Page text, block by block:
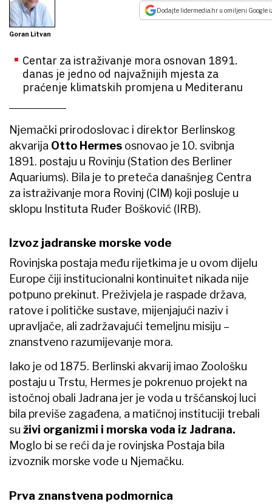
Goran Litvan
Dodajte lidermedia.hr u omiljeni Google
Centar za istraživanje mora osnovan 1891.
danas je jedno od najvažnijih mjesta za
praćenje klimatskih promjena u Mediteranu
Njemački prirodoslovac i direktor Berlinskog
akvarija Otto Hermes osnovao je 10. svibnja
1891. postaju u Rovinju (Station des Berliner
Aquariums). Bila je to preteča današnjeg Centra
za istraživanje mora Rovinj (CIM) koji posluje u
sklopu Instituta Ruđer Bošković (IRB).
Izvoz jadranske morske vode
Rovinjska postaja među rijetkima je u ovom dijelu
Europe čiji institucionalni kontinuitet nikada nije
potpuno prekinut. Preživjela je raspade država,
ratove i političke sustave, mijenjajući naziv i
upravljače, ali zadržavajući temeljnu misiju –
znanstveno razumijevanje mora.
Iako je od 1875. Berlinski akvarij imao Zoološku
postaju u Trstu, Hermes je pokrenuo projekt na
istočnoj obali Jadrana jer je voda u tršćanskoj luci
bila previše zagađena, a matičnoj instituciji trebali
su živi organizmi i morska voda iz Jadrana.
Moglo bi se reći da je rovinjska Postaja bila
izvoznik morske vode u Njemačku.
Prva znanstvena podmornica